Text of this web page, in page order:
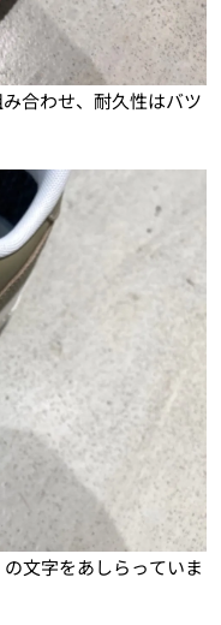
合わせ、耐久性はバツ
文字をあしらっていま